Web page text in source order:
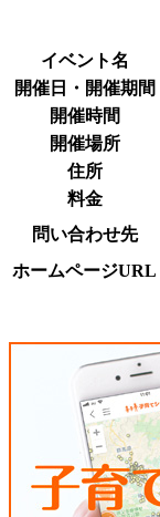
イベント名
開催日・開催期間
開催時間
開催場所
住所
料金
問い合わせ先
ホームページURL